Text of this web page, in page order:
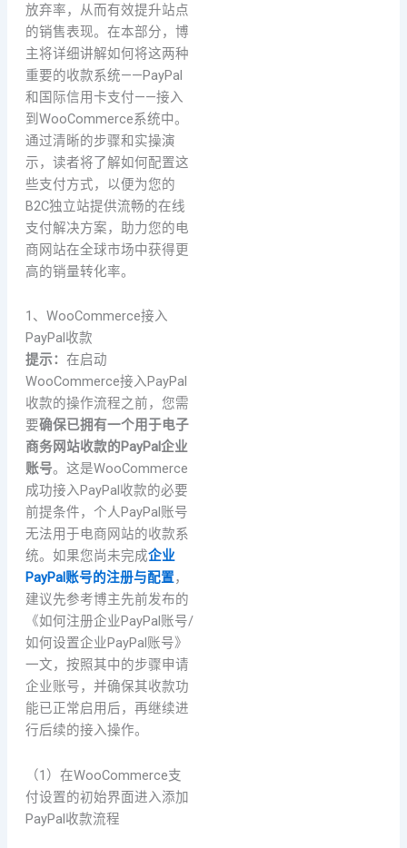
放弃率，从而有效提升站点
的销售表现。在本部分，博
主将详细讲解如何将这两种
重要的收款系统——PayPal
和国际信用卡支付——接入
到WooCommerce系统中。
通过清晰的步骤和实操演
示，读者将了解如何配置这
些支付方式，以便为您的
B2C独立站提供流畅的在线
支付解决方案，助力您的电
商网站在全球市场中获得更
高的销量转化率。
1、WooCommerce接入
PayPal收款
提示： 在启动
WooCommerce接入PayPal
收款的操作流程之前，您需
要确保已拥有一个用于电子
商务网站收款的PayPal企业
账号。这是WooCommerce
成功接入PayPal收款的必要
前提条件，个人PayPal账号
无法用于电商网站的收款系
统。如果您尚未完成企业
PayPal账号的注册与配置，
建议先参考博主先前发布的
《如何注册企业PayPal账号/
如何设置企业PayPal账号》
一文，按照其中的步骤申请
企业账号，并确保其收款功
能已正常启用后，再继续进
行后续的接入操作。
（1）在WooCommerce支
付设置的初始界面进入添加
PayPal收款流程